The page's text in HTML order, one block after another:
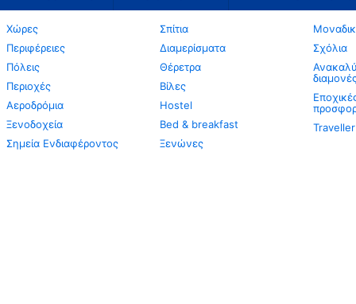
Χώρες
Περιφέρειες
Πόλεις
Περιοχές
Αεροδρόμια
Ξενοδοχεία
Σημεία Ενδιαφέροντος
Σπίτια
Διαμερίσματα
Θέρετρα
Βίλες
Hostel
Bed & breakfast
Ξενώνες
Σχόλια